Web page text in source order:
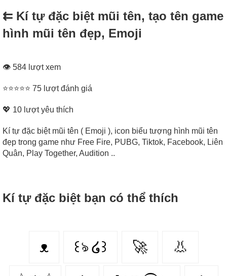
⇇ Kí tự đặc biệt mũi tên, tạo tên game
hình mũi tên đẹp, Emoji
👁 584 lượt xem
⭐⭐⭐⭐⭐ 75 lượt đánh giá
💖 10 lượt yêu thích
Kí tự đặc biệt mũi tên ( Emoji ), icon biểu tượng hình mũi tên
đẹp trong game như Free Fire, PUBG, Tiktok, Facebook, Liên
Quân, Play Together, Audition ..
Kí tự đặc biệt bạn có thể thích
ᴥ ꒰ঌ ໒꒱ 🚀 👃